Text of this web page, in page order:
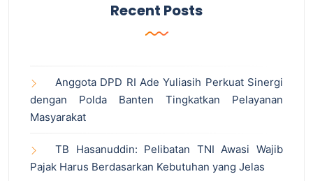
Recent Posts
Anggota DPD RI Ade Yuliasih Perkuat Sinergi
dengan Polda Banten Tingkatkan Pelayanan
Masyarakat
TB Hasanuddin: Pelibatan TNI Awasi Wajib
Pajak Harus Berdasarkan Kebutuhan yang Jelas